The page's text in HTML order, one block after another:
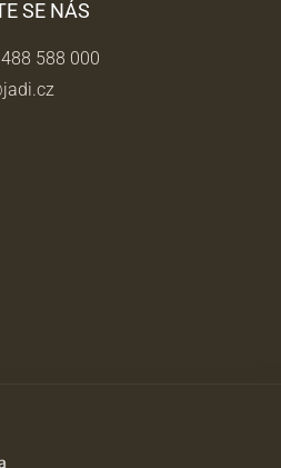
SE NÁS
588 000